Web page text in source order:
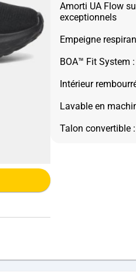
Amorti UA Flow
exceptionnels
Empeigne
BOA™ Fit System
Intérieur
Lavable en